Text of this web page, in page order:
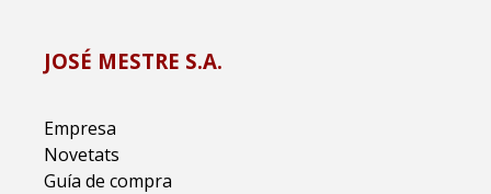
JOSÉ MESTRE S.A.
Empresa
Novetats
Guía de compra